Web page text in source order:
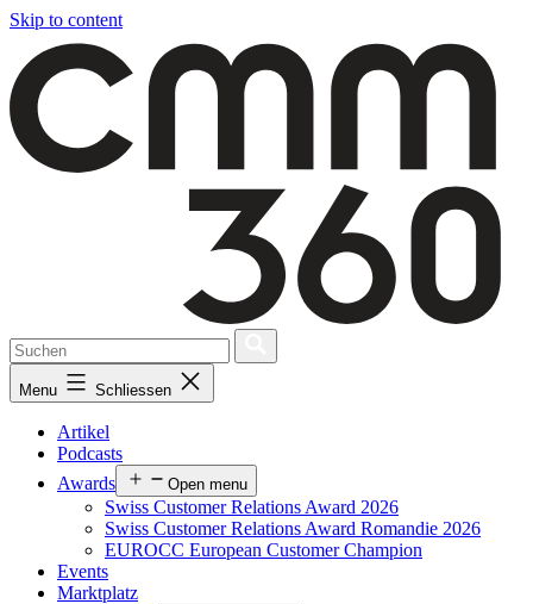
Skip to content
Menu Schliessen
Artikel
Podcasts
Awards
Open menu
Swiss Customer Relations Award 2026
Swiss Customer Relations Award Romandie 2026
EUROCC European Customer Champion
Events
Marktplatz